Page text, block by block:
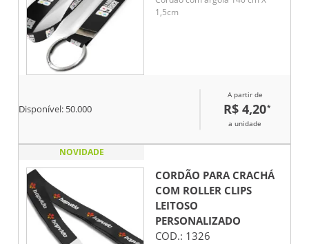
1,5cm
Disponível: 50.000
A partir de
R$ 4,20*
a unidade
NOVIDADE
CORDÃO PARA CRACHÁ
COM ROLLER CLIPS
LEITOSO
PERSONALIZADO
COD.: 1326